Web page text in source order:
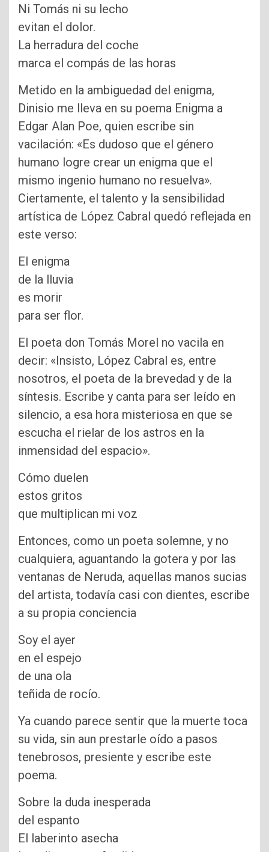
Ni Tomás ni su lecho
evitan el dolor.
La herradura del coche
marca el compás de las horas
Metido en la ambiguedad del enigma,
Dinisio me lleva en su poema Enigma a
Edgar Alan Poe, quien escribe sin
vacilación: «Es dudoso que el género
humano logre crear un enigma que el
mismo ingenio humano no resuelva».
Ciertamente, el talento y la sensibilidad
artística de López Cabral quedó reflejada en
este verso:
El enigma
de la lluvia
es morir
para ser flor.
El poeta don Tomás Morel no vacila en
decir: «Insisto, López Cabral es, entre
nosotros, el poeta de la brevedad y de la
síntesis. Escribe y canta para ser leído en
silencio, a esa hora misteriosa en que se
escucha el rielar de los astros en la
inmensidad del espacio».
Cómo duelen
estos gritos
que multiplican mi voz
Entonces, como un poeta solemne, y no
cualquiera, aguantando la gotera y por las
ventanas de Neruda, aquellas manos sucias
del artista, todavía casi con dientes, escribe
a su propia conciencia
Soy el ayer
en el espejo
de una ola
teñida de rocío.
Ya cuando parece sentir que la muerte toca
su vida, sin aun prestarle oído a pasos
tenebrosos, presiente y escribe este
poema.
Sobre la duda inesperada
del espanto
El laberinto asecha